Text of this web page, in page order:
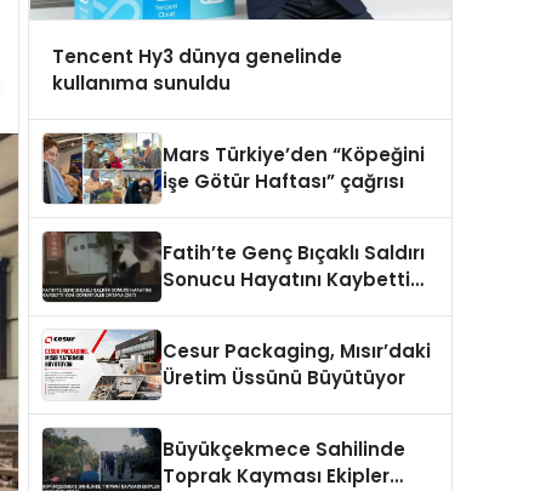
Tencent Hy3 dünya genelinde
kullanıma sunuldu
Mars Türkiye’den “Köpeğini
İşe Götür Haftası” çağrısı
Fatih’te Genç Bıçaklı Saldırı
Sonucu Hayatını Kaybetti
Cesur Packaging, Mısır’daki
Üretim Üssünü Büyütüyor
Büyükçekmece Sahilinde
Toprak Kayması Ekipler